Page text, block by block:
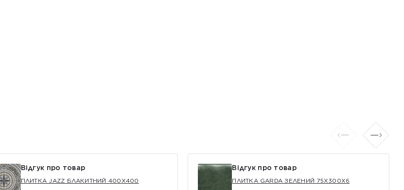
Відгук про товар
ПЛИТКА JAZZ БЛАКИТНИЙ 400Х400
Відгук про товар
ПЛИТКА GARDA ЗЕЛЕНИЙ 75X300X6